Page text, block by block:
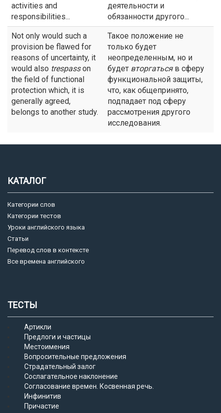
activities and
responsibilities...
деятельности и
обязанности другого...
Not only would such a
provision be flawed for
reasons of uncertainty, it
would also trespasson
the field of functional
protection which, it is
generally agreed,
belongs to another study.
Такое положение не
только будет
неопределенным, но и
будет вторгатьсяв сферу
функциональной защиты,
что, как общепринято,
подпадает под сферу
рассмотрения другого
исследования.
КАТАЛОГ
Категории слов
Категории тестов
Уроки английского языка
Статьи
Перевод слов в контексте
Все времена английского
ТЕСТЫ
Артикли
Предлоги и частицы
Местоимения
Вопросительные предложения
Страдательный залог
Сослагательное наклонение
Согласование времен. Косвенная речь.
Инфинитив
Причастие